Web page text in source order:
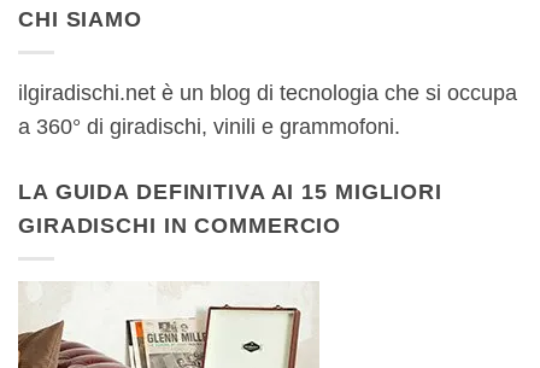
CHI SIAMO
ilgiradischi.net è un blog di tecnologia che si occupa
a 360° di giradischi, vinili e grammofoni.
LA GUIDA DEFINITIVA AI 15 MIGLIORI
GIRADISCHI IN COMMERCIO